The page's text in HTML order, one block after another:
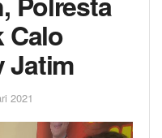
Calo
Jatim
2021